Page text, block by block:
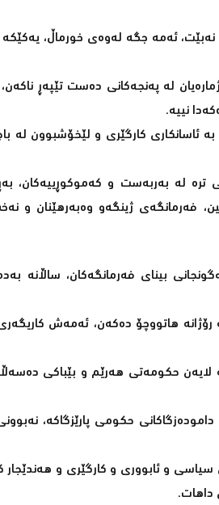
نەبێت، ئەمە جگە لەوەی خورماڵ،
لە پەنجەکانی دەست تێپەڕ
نییە.
بە ئاسانکاری کارگێری و لێخۆشبوون
ترە لە بەربەست و کەموکوڕییەکان،
فەرمانگەی ژینگەو وەبەرهێنان و
بینای فەرمانگەکان، ساڵانە
رۆژانە هاتووچۆ دەکەن، ئەمەش
لایەن حکومەتی هەرێم و بێباکی
حکومی پارێزگاکە،
و ئابووری و کارگێری و هەندێجار
داهات.